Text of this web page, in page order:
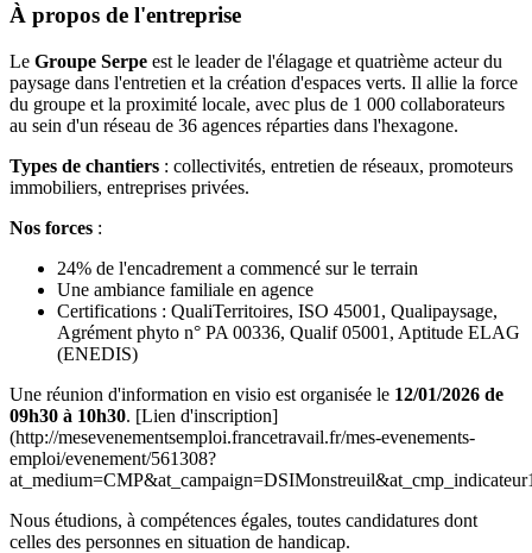
À propos de l'entreprise
Le Groupe Serpe est le leader de l'élagage et quatrième acteur du
paysage dans l'entretien et la création d'espaces verts. Il allie la force
du groupe et la proximité locale, avec plus de 1 000 collaborateurs
au sein d'un réseau de 36 agences réparties dans l'hexagone.
Types de chantiers : collectivités, entretien de réseaux, promoteurs
immobiliers, entreprises privées.
Nos forces :
24% de l'encadrement a commencé sur le terrain
Une ambiance familiale en agence
Certifications : QualiTerritoires, ISO 45001, Qualipaysage,
Agrément phyto n° PA 00336, Qualif 05001, Aptitude ELAG
(ENEDIS)
Une réunion d'information en visio est organisée le 12/01/2026 de
09h30 à 10h30. [Lien d'inscription]
(http://mesevenementsemploi.francetravail.fr/mes-evenements-
emploi/evenement/561308?
Nous étudions, à compétences égales, toutes candidatures dont
celles des personnes en situation de handicap.